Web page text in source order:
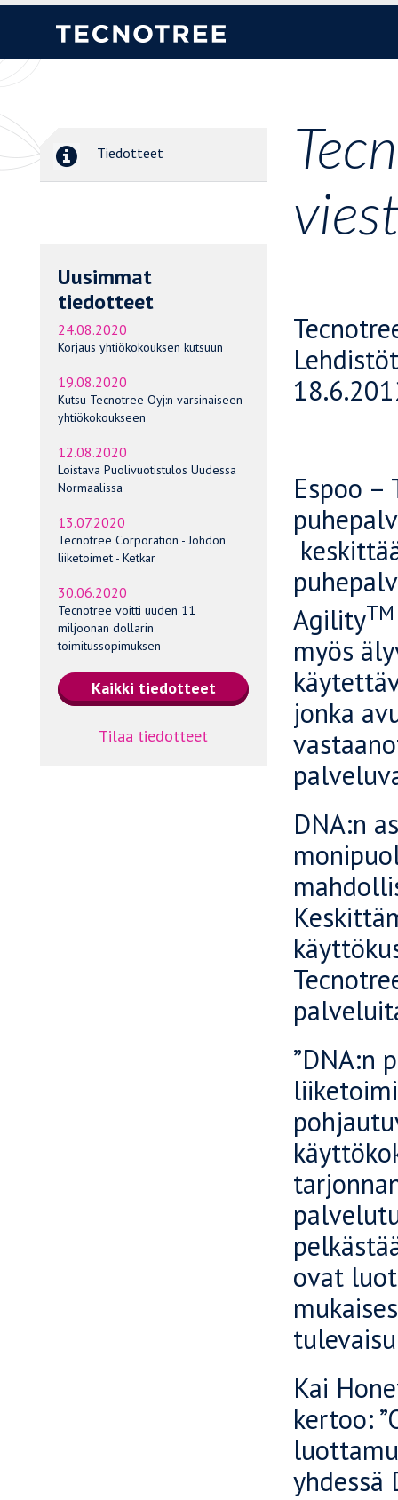
Tiedotteet
Uusimmat
tiedotteet
24.08.2020
Korjaus yhtiökokouksen kutsuun
19.08.2020
Kutsu Tecnotree Oyj:n varsinaiseen
yhtiökokoukseen
12.08.2020
Loistava Puolivuotistulos Uudessa
Normaalissa
13.07.2020
Tecnotree Corporation - Johdon
liiketoimet - Ketkar
30.06.2020
Tecnotree voitti uuden 11
miljoonan dollarin
toimitussopimuksen
Tilaa tiedotteet
Espoo
AgilityTM
myös
jonka
DNA:n
”DNA:n
ovat
Kai
kertoo:
yhdessä